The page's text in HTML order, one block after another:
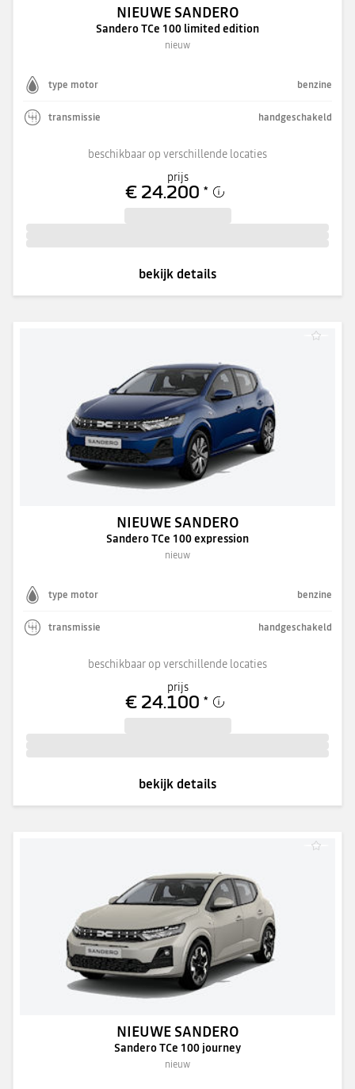
NIEUWE SANDERO
Sandero TCe 100 limited edition
nieuw
type motor benzine
transmissie handgeschakeld
beschikbaar op verschillende locaties
prijs
€ 24.200 *
bekijk details
NIEUWE SANDERO
Sandero TCe 100 expression
nieuw
type motor benzine
transmissie handgeschakeld
beschikbaar op verschillende locaties
prijs
€ 24.100 *
bekijk details
NIEUWE SANDERO
Sandero TCe 100 journey
nieuw